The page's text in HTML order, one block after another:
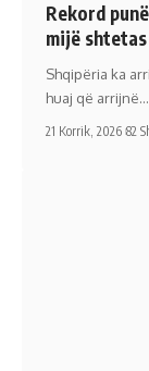
Rekord
mijë shtetas
Shqipëria ka
huaj që arrijnë…
21 Korrik, 2026 82